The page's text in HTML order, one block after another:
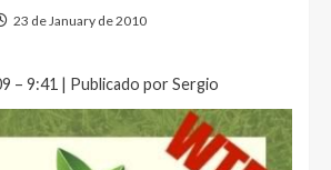
23 de January de 2010
– 9:41 | Publicado por Sergio